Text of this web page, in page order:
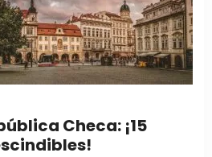
Checa: ¡15